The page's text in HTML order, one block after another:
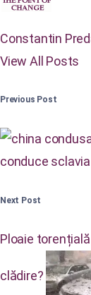
Constantin
View All Posts
Previous Post
conduce
Next Post
Ploaie
clădire?